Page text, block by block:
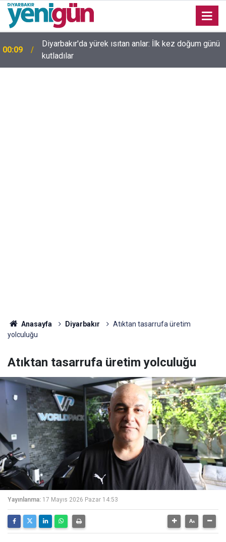
23:36 Diyarbakır'da düğün salonunda kavga: Yaralılar var
Anasayfa Diyarbakır
Atıktan tasarrufa üretim
yolculuğu
Atıktan tasarrufa üretim yolculuğu
Yayınlanma: 17 Mayıs 2026 Pazar 14:53